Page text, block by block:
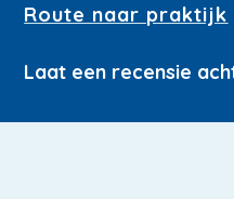
Route naar praktijk
Laat een recensie